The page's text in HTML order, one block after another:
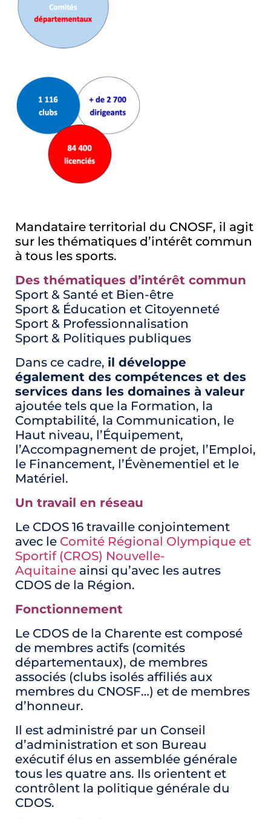
Mandataire territorial du CNOSF, il agit
sur les thématiques d’intérêt commun
à tous les sports.
Des thématiques d’intérêt commun
Sport & Santé et Bien-être
Sport & Éducation et Citoyenneté
Sport & Professionnalisation
Sport & Politiques publiques
Dans ce cadre, il développe
également des compétences et des
services dans les domaines à valeur
ajoutée tels que la Formation, la
Comptabilité, la Communication, le
Haut niveau, l’Équipement,
l’Accompagnement de projet, l’Emploi,
le Financement, l’Évènementiel et le
Matériel.
Un travail en réseau
Le CDOS 16 travaille conjointement
avec le Comité Régional Olympique et
Sportif (CROS) Nouvelle-
Aquitaine ainsi qu’avec les autres
CDOS de la Région.
Fonctionnement
Le CDOS de la Charente est composé
de membres actifs (comités
départementaux), de membres
associés (clubs isolés affiliés aux
membres du CNOSF…) et de membres
d’honneur.
Il est administré par un Conseil
d’administration et son Bureau
exécutif élus en assemblée générale
tous les quatre ans. Ils orientent et
contrôlent la politique générale du
CDOS.